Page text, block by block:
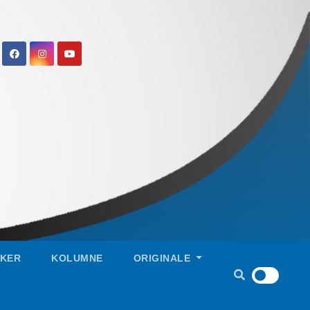
KOLUMNE ORIGINALE